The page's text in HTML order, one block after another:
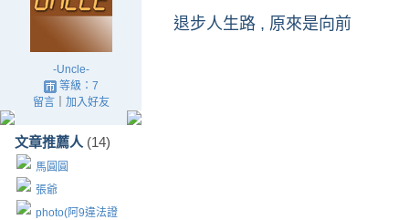
-Uncle-
等級：7
留言｜ 加入好友
文章推薦人 (14)
馬圓圓
張爺
photo(阿9違法證
退步人生路 , 原來是向前